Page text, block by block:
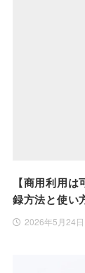
【商用利用
録方法と使い
2026年5月24日